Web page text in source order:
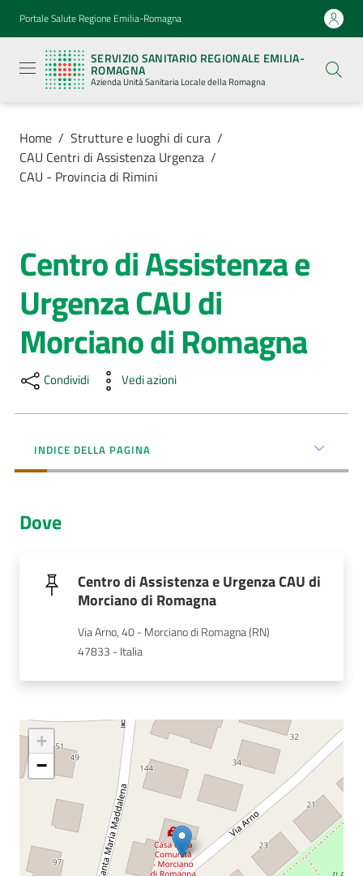
Vai al contenuto
Vai alla navigazione
Vai al footer
Portale Salute Regione Emilia-Romagna
SERVIZIO SANITARIO REGIONALE EMILIA-
ROMAGNA
Azienda Unità Sanitaria Locale della Romagna
Sanitario
Regionale
Emilia-
Romagna
Azienda
Sanitaria
Locale della
Romagna
Servizi
Luoghi
di
cura
Menu selezionato
AUSL
Comunica
Servizi
Bandi
Concorsi
Seguici
Home / Strutture e luoghi di cura /
CAU Centri di Assistenza Urgenza /
CAU - Provincia di Rimini
Salta al contenuto
Centro di Assistenza e
Urgenza CAU di
Morciano di Romagna
Condividi Vedi azioni
INDICE DELLA PAGINA
Dove
Centro di Assistenza e Urgenza CAU di
Morciano di Romagna
Via Arno, 40 - Morciano di Romagna (RN)
47833 - Italia
+
−